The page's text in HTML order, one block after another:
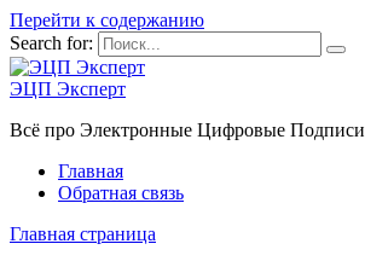
Перейти к содержанию
Search for:
ЭЦП Эксперт
Всё про Электронные Цифровые Подписи
Главная
Обратная связь
Главная страница